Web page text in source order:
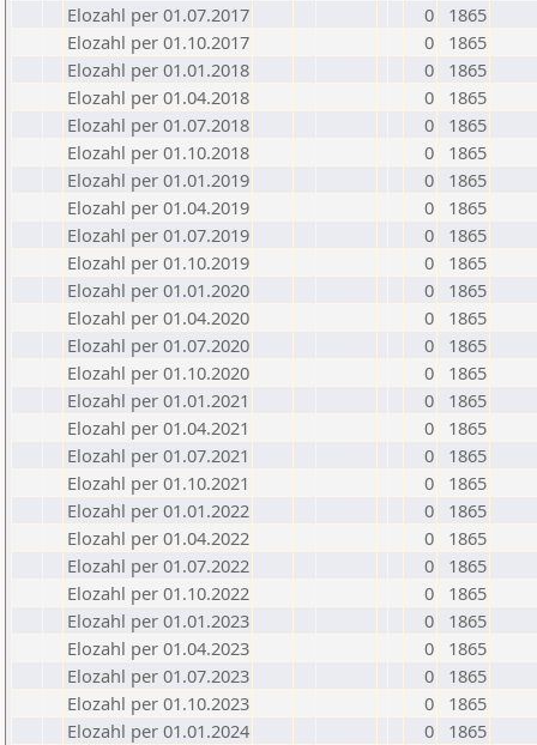
Elozahl per 01.07.2017
0
1865
Elozahl per 01.10.2017
0
1865
Elozahl per 01.01.2018
0
1865
Elozahl per 01.04.2018
0
1865
Elozahl per 01.07.2018
0
1865
Elozahl per 01.10.2018
0
1865
Elozahl per 01.01.2019
0
1865
Elozahl per 01.04.2019
0
1865
Elozahl per 01.07.2019
0
1865
Elozahl per 01.10.2019
0
1865
Elozahl per 01.01.2020
0
1865
Elozahl per 01.04.2020
0
1865
Elozahl per 01.07.2020
0
1865
Elozahl per 01.10.2020
0
1865
Elozahl per 01.01.2021
0
1865
Elozahl per 01.04.2021
0
1865
Elozahl per 01.07.2021
0
1865
Elozahl per 01.10.2021
0
1865
Elozahl per 01.01.2022
0
1865
Elozahl per 01.04.2022
0
1865
Elozahl per 01.07.2022
0
1865
Elozahl per 01.10.2022
0
1865
Elozahl per 01.01.2023
0
1865
Elozahl per 01.04.2023
0
1865
Elozahl per 01.07.2023
0
1865
Elozahl per 01.10.2023
0
1865
Elozahl per 01.01.2024
0
1865